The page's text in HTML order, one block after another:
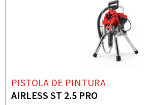
PISTOLA DE PINTURA
AIRLESS ST 2.5 PRO